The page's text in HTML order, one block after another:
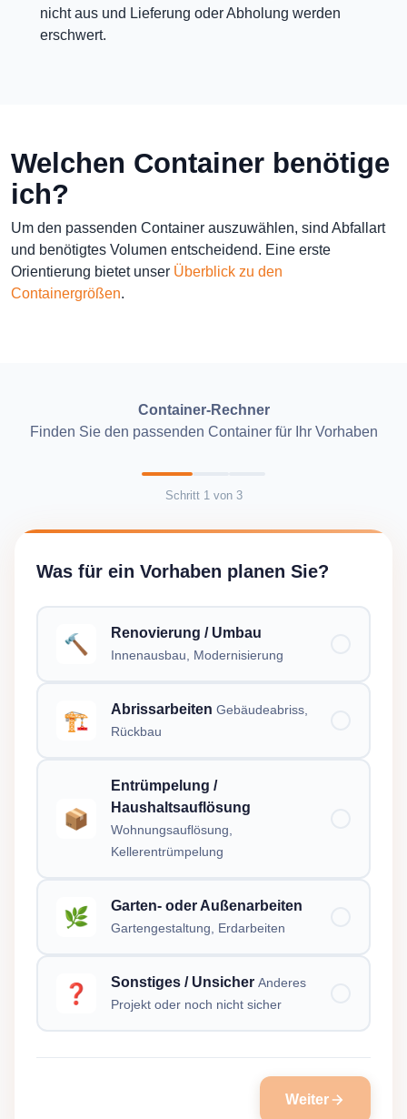
nicht aus und Lieferung oder Abholung werden
erschwert.
Welchen Container benötige
ich?
Um den passenden Container auszuwählen, sind Abfallart
und benötigtes Volumen entscheidend. Eine erste
Orientierung bietet unser Überblick zu den
Containergrößen.
Container-Rechner
Finden Sie den passenden Container für Ihr Vorhaben
Schritt 1von 3
Was für ein Vorhaben planen Sie?
🔨 Renovierung / Umbau
Innenausbau, Modernisierung
🏗️ Abrissarbeiten Gebäudeabriss,
Rückbau
📦
Entrümpelung /
Haushaltsauflösung
Wohnungsauflösung,
Kellerentrümpelung
🌿 Garten- oder Außenarbeiten
Gartengestaltung, Erdarbeiten
❓ Sonstiges / Unsicher Anderes
Projekt oder noch nicht sicher
Weiter